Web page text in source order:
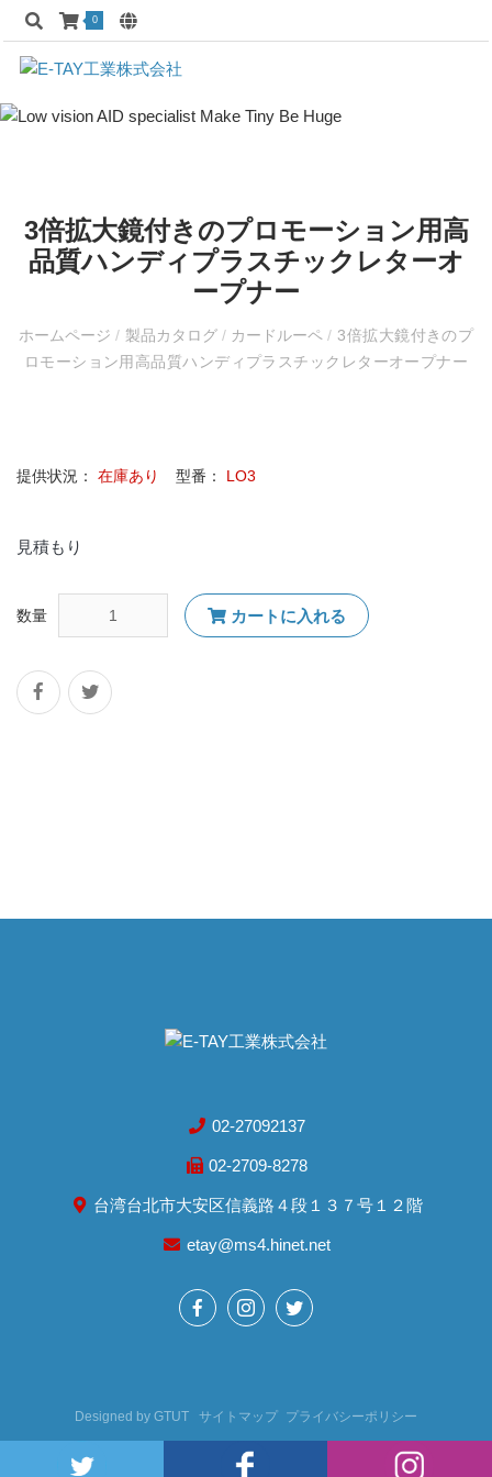
0
3倍拡大鏡付きのプロモーション用高
品質ハンディプラスチックレターオ
ープナー
ホームページ / 製品カタログ / カードルーペ/ 3倍拡大鏡付きのプ
ロモーション用高品質ハンディプラスチックレターオープナー
提供状況： 在庫あり 型番： LO3
見積もり
数量 カートに入れる
02-27092137
02-2709-8278
台湾台北市大安区信義路４段１３７号１２階
etay@ms4.hinet.net
Designed by GTUT サイトマップ プライバシーポリシー